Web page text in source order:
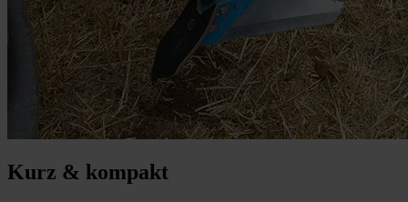
Kurz & kompakt